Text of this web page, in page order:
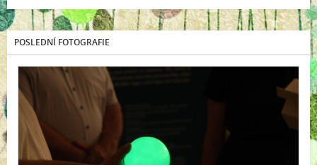
POSLEDNÍ FOTOGRAFIE